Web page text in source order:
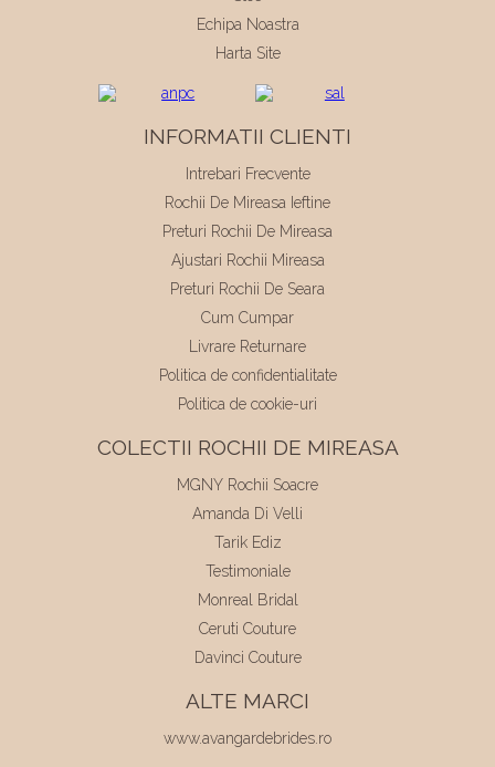
Echipa Noastra
Harta Site
INFORMATII CLIENTI
Intrebari Frecvente
Rochii De Mireasa Ieftine
Preturi Rochii De Mireasa
Ajustari Rochii Mireasa
Preturi Rochii De Seara
Cum Cumpar
Livrare Returnare
Politica de confidentialitate
Politica de cookie-uri
COLECTII ROCHII DE MIREASA
MGNY Rochii Soacre
Amanda Di Velli
Tarik Ediz
Testimoniale
Monreal Bridal
Ceruti Couture
Davinci Couture
ALTE MARCI
www.avangardebrides.ro